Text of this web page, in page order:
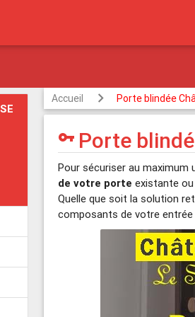
Accueil Porte blindée
vpn_key Porte
Pour sécuriser au maximum
de votre porte existante
Quelle que soit la solution
composants de votre entrée